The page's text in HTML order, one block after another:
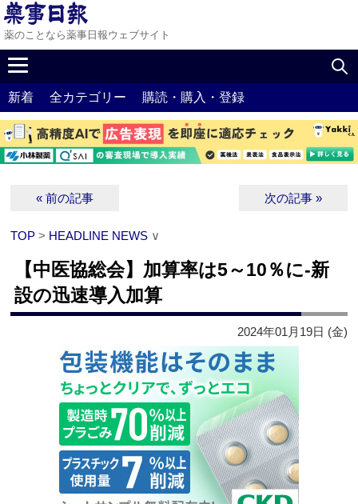
薬のことなら薬事日報ウェブサイト
新着 全カテゴリー 購読・購入・登録
« 前の記事 次の記事 »
TOP > HEADLINE NEWS ∨
【中医協総会】加算率は5～10％に‐新
設の迅速導入加算
2024年01月19日 (金)